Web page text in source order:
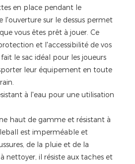
en place pendant le
l'ouverture sur le dessus permet
vous êtes prêt à jouer. Ce
et l'accessibilité de vos
le sac idéal pour les joueurs
leur équipement en toute
à l'eau pour une utilisation
haut de gamme et résistant à
est imperméable et
de la pluie et de la
nettoyer, il résiste aux taches et